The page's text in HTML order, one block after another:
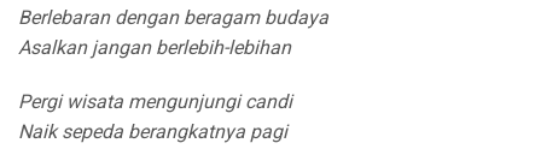
Berlebaran dengan beragam budaya
Asalkan jangan berlebih-lebihan
Pergi wisata mengunjungi candi
Naik sepeda berangkatnya pagi